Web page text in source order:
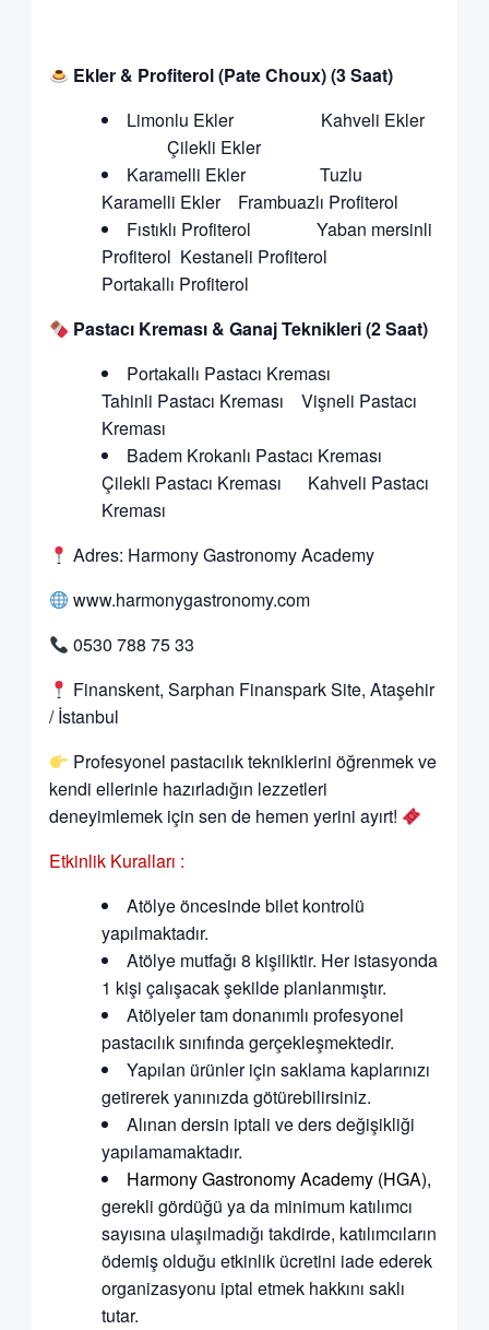
Ekler & Profiterol (Pate Choux) (3 Saat)
Limonlu Ekler Kahveli Ekler
Çilekli Ekler
Karamelli Ekler Tuzlu
Karamelli Ekler Frambuazlı Profiterol
Fıstıklı Profiterol Yaban mersinli
Profiterol Kestaneli Profiterol
Portakallı Profiterol
Pastacı Kreması & Ganaj Teknikleri (2 Saat)
Portakallı Pastacı Kreması
Tahinli Pastacı Kreması Vişneli Pastacı
Kreması
Badem Krokanlı Pastacı Kreması
Çilekli Pastacı Kreması Kahveli Pastacı
Kreması
Adres: Harmony Gastronomy Academy
www.harmonygastronomy.com
0530 788 75 33
Finanskent, Sarphan Finanspark Site, Ataşehir
/ İstanbul
Profesyonel pastacılık tekniklerini öğrenmek ve
kendi ellerinle hazırladığın lezzetleri
deneyimlemek için sen de hemen yerini ayırt!
Etkinlik Kuralları :
Atölye öncesinde bilet kontrolü
yapılmaktadır.
Atölye mutfağı 8 kişiliktir. Her istasyonda
1 kişi çalışacak şekilde planlanmıştır.
Atölyeler tam donanımlı profesyonel
pastacılık sınıfında gerçekleşmektedir.
Yapılan ürünler için saklama kaplarınızı
getirerek yanınızda götürebilirsiniz.
Alınan dersin iptali ve ders değişikliği
yapılamamaktadır.
Harmony Gastronomy Academy (HGA),
gerekli gördüğü ya da minimum katılımcı
sayısına ulaşılmadığı takdirde, katılımcıların
ödemiş olduğu etkinlik ücretini iade ederek
organizasyonu iptal etmek hakkını saklı
tutar.